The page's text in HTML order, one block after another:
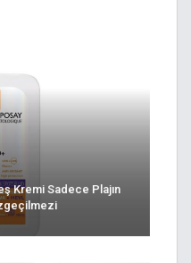
Kremi Sadece Plajın